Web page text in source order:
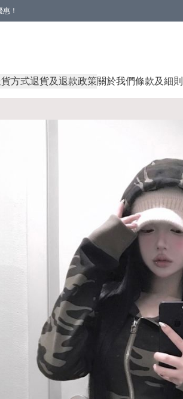
！
方式退貨及退款政策關於我們條款及細則